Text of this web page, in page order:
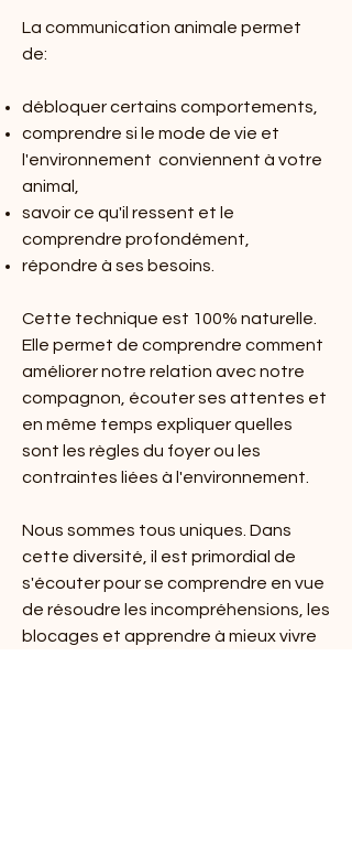
La communication animale permet
de:
débloquer certains comportements,
comprendre si le mode de vie et
l'environnement conviennent à votre
animal,
savoir ce qu'il ressent et le
comprendre profondément,
répondre à ses besoins.
Cette technique est 100% naturelle.
Elle permet de comprendre comment
améliorer notre relation avec notre
compagnon, écouter ses attentes et
en même temps expliquer quelles
sont les règles du foyer ou les
contraintes liées à l'environnement.
Nous sommes tous uniques. Dans
cette diversité, il est primordial de
s'écouter pour se comprendre en vue
de résoudre les incompréhensions, les
blocages et apprendre à mieux vivre